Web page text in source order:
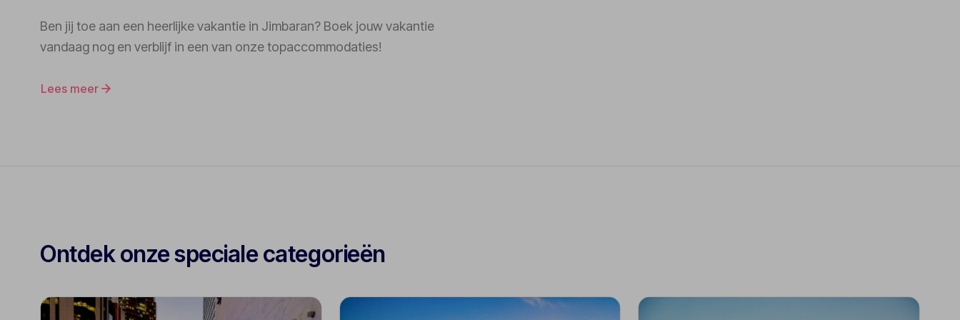
Ben jij toe aan een heerlijke vakantie in Jimbaran? Boek jouw vakantie
vandaag nog en verblijf in een van onze topaccommodaties!
Lees meer
Ontdek onze speciale categorieën